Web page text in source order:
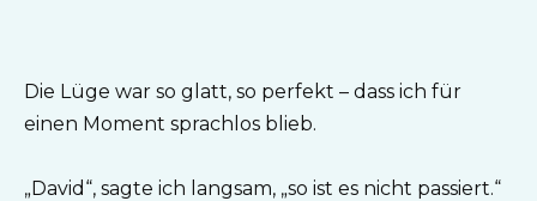
Die Lüge war so glatt, so perfekt – dass ich für
einen Moment sprachlos blieb.
„David“, sagte ich langsam, „so ist es nicht passiert.“